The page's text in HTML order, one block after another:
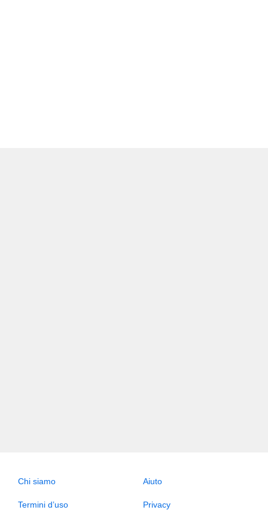
Chi siamo Aiuto
Termini d’uso Privacy